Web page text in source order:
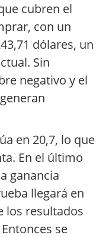
cubren el
con un
dólares, un
Sin
negativo y el
en 20,7, lo que
En el último
ganancia
llegará en
los resultados
se